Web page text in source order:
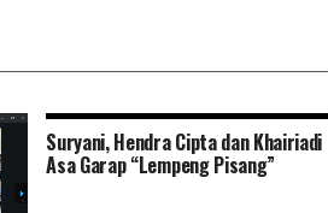
Suryani, Hendra Cipta dan Khairiadi
Asa Garap “Lempeng Pisang”